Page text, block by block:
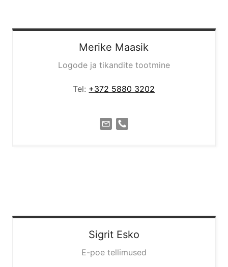
Merike Maasik
Logode ja tikandite tootmine
Tel: +372 5880 3202
Sigrit Esko
E-poe tellimused